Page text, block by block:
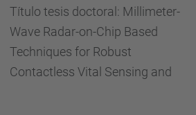
Título tesis doctoral: Millimeter-
Wave Radar-on-Chip Based
Techniques for Robust
Contactless Vital Sensing and